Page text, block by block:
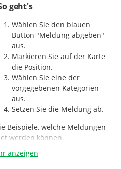
geht's
Wählen Sie den blauen
Button "Meldung abgeben"
aus.
Markieren Sie auf der Karte
die Position.
Wählen Sie eine der
vorgegebenen Kategorien
aus.
Setzen Sie die Meldung ab.
Beispiele, welche Meldungen
werden können.
Schaltflächen zum Filtern
anzeigen